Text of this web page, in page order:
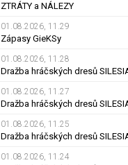
ZTRÁTY a NÁLEZY
01.08.2026, 11.29
Zápasy GieKSy
01.08.2026, 11.28
01.08.2026, 11.27
01.08.2026, 11.25
01.08.2026, 11.24